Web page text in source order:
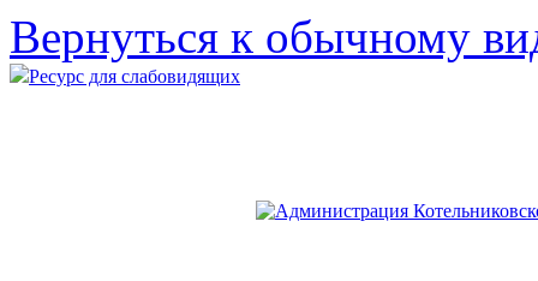
Вернуться к обычному
Ресурс для слабовидящих